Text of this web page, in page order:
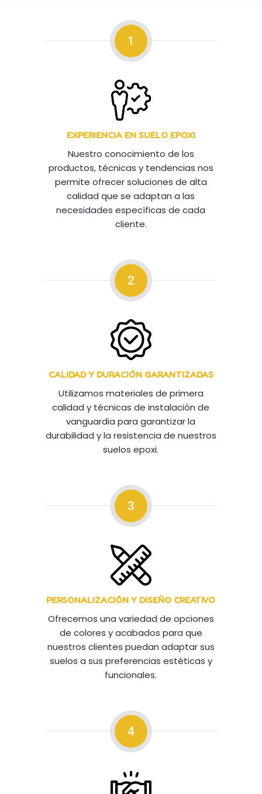
1
EXPERIENCIA EN SUELO EPOXI
Nuestro conocimiento de los
productos, técnicas y tendencias nos
permite ofrecer soluciones de alta
calidad que se adaptan a las
necesidades específicas de cada
cliente.
2
CALIDAD Y DURACIÓN GARANTIZADAS
Utilizamos materiales de primera
calidad y técnicas de instalación de
vanguardia para garantizar la
durabilidad y la resistencia de nuestros
suelos epoxi.
3
PERSONALIZACIÓN Y DISEÑO CREATIVO
Ofrecemos una variedad de opciones
de colores y acabados para que
nuestros clientes puedan adaptar sus
suelos a sus preferencias estéticas y
funcionales.
4